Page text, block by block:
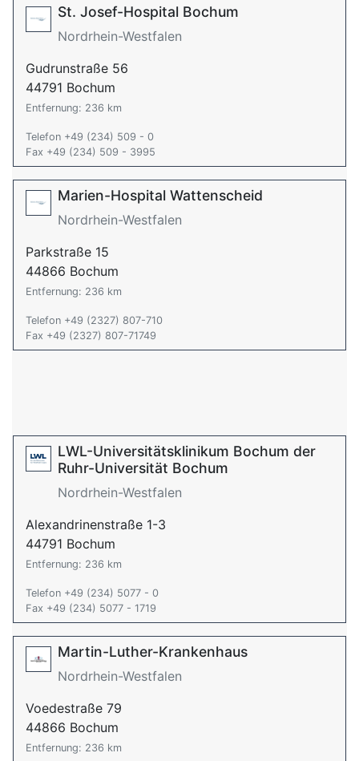
St. Josef-Hospital Bochum
Nordrhein-Westfalen
Gudrunstraße 56
44791 Bochum
Entfernung: 236 km
Telefon +49 (234) 509 - 0
Fax +49 (234) 509 - 3995
Marien-Hospital Wattenscheid
Nordrhein-Westfalen
Parkstraße 15
44866 Bochum
Entfernung: 236 km
Telefon +49 (2327) 807-710
Fax +49 (2327) 807-71749
LWL-Universitätsklinikum Bochum der
Ruhr-Universität Bochum
Nordrhein-Westfalen
Alexandrinenstraße 1-3
44791 Bochum
Entfernung: 236 km
Telefon +49 (234) 5077 - 0
Fax +49 (234) 5077 - 1719
Martin-Luther-Krankenhaus
Nordrhein-Westfalen
Voedestraße 79
44866 Bochum
Entfernung: 236 km